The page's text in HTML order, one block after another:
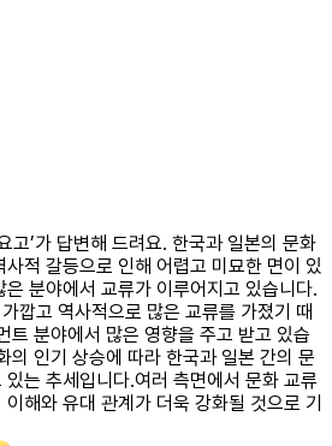
고’가 답변해 드려요. 한국과 일본의 문화
적 갈등으로 인해 어렵고 미묘한 면이 있
분야에서 교류가 이루어지고 있습니다.
깝고 역사적으로 많은 교류를 가졌기 때
트 분야에서 많은 영향을 주고 받고 있습
의 인기 상승에 따라 한국과 일본 간의 문
는 추세입니다.여러 측면에서 문화 교류
해와 유대 관계가 더욱 강화될 것으로 기